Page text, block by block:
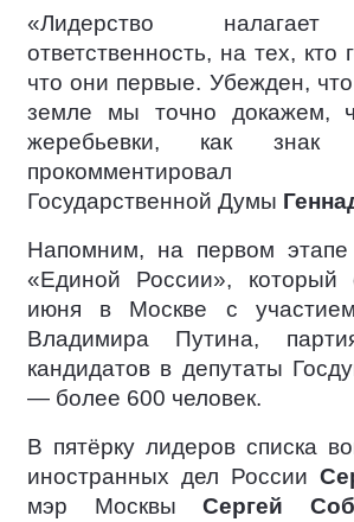
«Лидерство налагает
ответственность, на тех, кто
что они первые. Убежден,
земле мы точно докажем,
жеребьевки, как знак
Государственной Думы
Напомним, на первом
«Единой России», который
июня в Москве с
Владимира Путина,
кандидатов в депутаты
— более 600 человек.
В пятёрку лидеров списка
иностранных дел России
мэр Москвы Сергей